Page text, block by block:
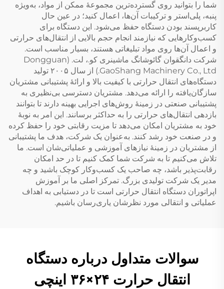
شما را بتوانید روی گسترده‌ترین مجموعهٔ ممکن از مواد، به‌ویژه
پنبه، پلی‌استر و ترکیبات آن‌ها، اعمال کنید؛ در عین حال
کاربرپسند بودن دستگاه حفظ می‌شود. این دستگاه برای
کسب‌وکارهایی که نیازمند انجام حجم بالایی از انتقال‌های حرارتی
و اعمال آن‌ها روی مواد تبلیغاتی هستند، بسیار مناسب است.
شرکت دانگقوان گائوشانگ ماشینری کو.، لت. (Dongguan
GaoShang Machinery Co., Ltd.) از سال ۲۰۰۵ تولید
دستگاه‌های انتقال حرارتی با کیفیت بالا و ارائهٔ پشتیبانی مشتریان
سازگان‌یافته را ارائه می‌دهد. مشتریان دسترسی بی‌نظیری به
پشتیبانی صنعتی در زمینهٔ روش‌های اجرایی بهینه دارند تا بتوانند
بازدهی انتقال‌های حرارتی را به حداکثر برسانند. این امر به نوبهٔ
خود به مشتریان امکان می‌دهد تا مزیت رقابتی خود را حفظ کرده
و در صنعت خود رشد کنند. به‌عنوان یک شرکت، هدف ما پشتیبانی
از مشتریان در زمینهٔ نیازهای آموزشی و عملیاتی‌شان است. ما
تلاش می‌کنیم تا به شرکت شما کمک کنیم تا در حد امکان
رقابت‌پذیر باشد، چه صاحب یک کسب‌وکار کوچک باشید و چه
مدیر یک شرکت تولیدی بزرگ. تمرکز اصلی ما بر آموزش
اپراتوران دستگاه انتقال حرارتی است تا در دستیابی به اهداف
عملیاتی و انتقالی مورد نظرشان یاری‌رسان باشیم.
سوالات متداول درباره دستگاه
انتقال حرارت ۲۴×۳۶ اینچی